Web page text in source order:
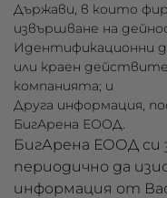
Държави, в които
извършване на
Идентификационни
или краен
компанията; и
Друга информация,
БигАрена ЕООД.
БигАрена ЕООД си
периодично да
информация от